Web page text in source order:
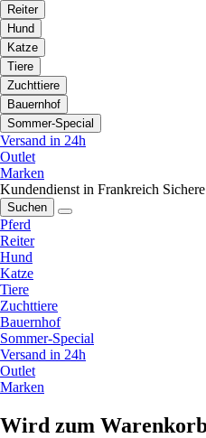
Reiter
Hund
Katze
Tiere
Zuchttiere
Bauernhof
Sommer-Special
Versand in 24h
Outlet
Marken
Kundendienst in Frankreich
Suchen
Pferd
Reiter
Hund
Katze
Tiere
Zuchttiere
Bauernhof
Sommer-Special
Versand in 24h
Outlet
Marken
Wird zum